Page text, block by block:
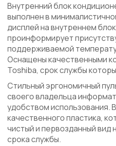
Внутренний блок
выполнен в
дисплей на внутреннем
проинформирует
поддерживаемой
Оснащены качественными
Toshiba, срок службы
Стильный эргономичный
своего владельца
удобством использования.
качественного пластика,
чистый и первозданный вид
срока службы.